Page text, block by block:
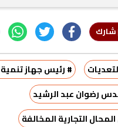
# رئيس جهاز
رضوان عبد الرشيد
التجارية المخالفة